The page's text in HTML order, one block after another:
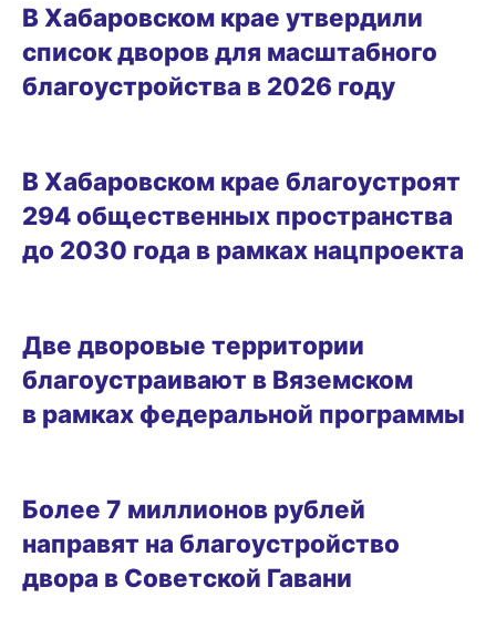
В Хабаровском крае утвердили
список дворов для масштабного
благоустройства в 2026 году
В Хабаровском крае благоустроят
294 общественных пространства
до 2030 года в рамках нацпроекта
Две дворовые территории
благоустраивают в Вяземском
в рамках федеральной программы
Более 7 миллионов рублей
направят на благоустройство
двора в Советской Гавани